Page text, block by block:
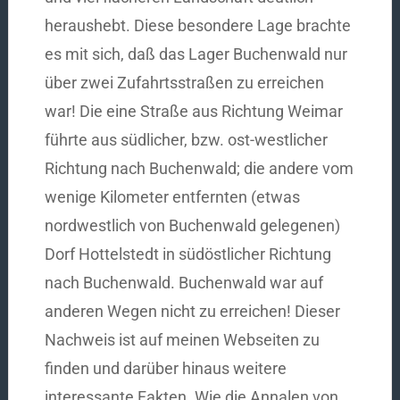
heraushebt. Diese besondere Lage brachte
es mit sich, daß das Lager Buchenwald nur
über zwei Zufahrtsstraßen zu erreichen
war! Die eine Straße aus Richtung Weimar
führte aus südlicher, bzw. ost-westlicher
Richtung nach Buchenwald; die andere vom
wenige Kilometer entfernten (etwas
nordwestlich von Buchenwald gelegenen)
Dorf Hottelstedt in südöstlicher Richtung
nach Buchenwald. Buchenwald war auf
anderen Wegen nicht zu erreichen! Dieser
Nachweis ist auf meinen Webseiten zu
finden und darüber hinaus weitere